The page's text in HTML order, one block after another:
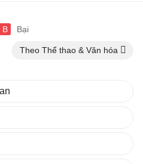
B Bại
Theo Thể thao & Văn hóa